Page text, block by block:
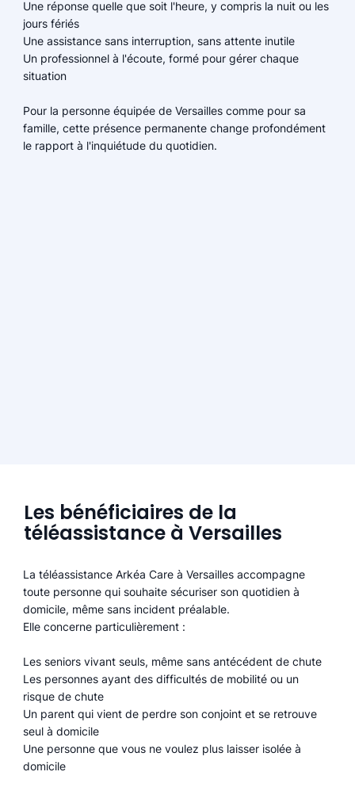
Une réponse quelle que soit l'heure, y compris la nuit ou les
jours fériés
Une assistance sans interruption, sans attente inutile
Un professionnel à l'écoute, formé pour gérer chaque
situation
Pour la personne équipée de Versailles comme pour sa
famille, cette présence permanente change profondément
le rapport à l'inquiétude du quotidien.
Les bénéficiaires de la
téléassistance à Versailles
La téléassistance Arkéa Care à Versailles accompagne
toute personne qui souhaite sécuriser son quotidien à
domicile, même sans incident préalable.
Elle concerne particulièrement :
Les seniors vivant seuls, même sans antécédent de chute
Les personnes ayant des difficultés de mobilité ou un
risque de chute
Un parent qui vient de perdre son conjoint et se retrouve
seul à domicile
Une personne que vous ne voulez plus laisser isolée à
domicile